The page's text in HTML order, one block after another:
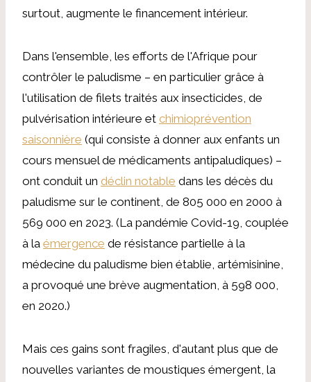
surtout, augmente le financement intérieur.
Dans l'ensemble, les efforts de l'Afrique pour
contrôler le paludisme – en particulier grâce à
l'utilisation de filets traités aux insecticides, de
pulvérisation intérieure et chimioprévention
saisonnière (qui consiste à donner aux enfants un
cours mensuel de médicaments antipaludiques) –
ont conduit un déclin notable dans les décès du
paludisme sur le continent, de 805 000 en 2000 à
569 000 en 2023. (La pandémie Covid-19, couplée
à la émergence de résistance partielle à la
médecine du paludisme bien établie, artémisinine,
a provoqué une brève augmentation, à 598 000,
en 2020.)
Mais ces gains sont fragiles, d'autant plus que de
nouvelles variantes de moustiques émergent, la